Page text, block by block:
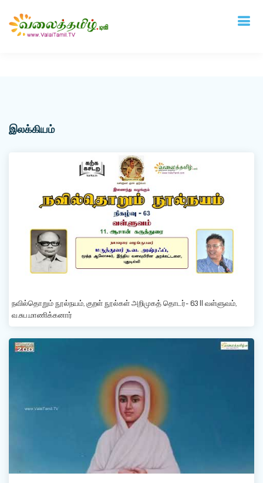
Deprecated
: mysql_connect(): The mysql extension is deprecated and will be
removed in the future: use mysqli or PDO instead in
இலக்கியம்
நவில்தொறும் நூல்நயம், குறள் நூல்கள் அறிமுகத் தொடர்- 63 || வள்ளுவம்,
வ.சுப.மாணிக்கனார்